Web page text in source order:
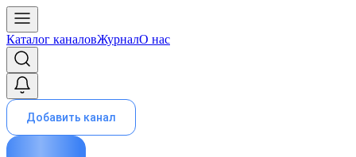
Каталог каналовЖурналО нас
Добавить канал